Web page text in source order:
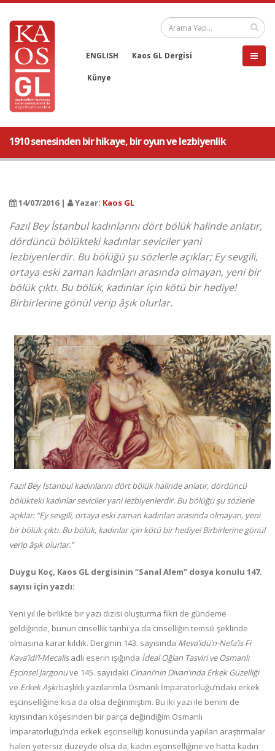
ENGLISH Kaos GL Dergisi
Künye
1910 senesinden bir hikaye, bir oyun ve lezbiyenlik
14/07/2016 | Yazar: Kaos GL
Fazıl Bey İstanbul kadınlarını dört bölük halinde anlatır,
dördüncü bölükteki kadınlar seviciler yani
lezbiyenlerdir. Bu bölüğü şu sözlerle açıklar; Ey sevgili,
ortaya eski zaman kadınları arasında olmayan, yeni bir
bölük çıktı. Bu bölük, kadınlar için kötü bir hediye!
Birbirlerine gönül verip âşık olurlar.
Fazıl Bey İstanbul kadınlarını dört bölük halinde anlatır, dördüncü
bölükteki kadınlar seviciler yani lezbiyenlerdir. Bu bölüğü şu sözlerle
açıklar: “Ey sevgili, ortaya eski zaman kadınları arasında olmayan, yeni
bir bölük çıktı. Bu bölük, kadınlar için kötü bir hediye! Birbirlerine gönül
verip âşık olurlar.”
Duygu Koç, Kaos GL dergisinin “Sanal Alem” dosya konulu 147.
sayısı için yazdı:
Yeni yıl ile birlikte bir yazı dizisi oluşturma fikri de gündeme
geldiğinde, bunun cinsellik tarihi ya da cinselliğin temsili şeklinde
olmasına karar kıldık. Derginin 143. sayısında Me­va’idü’n-Nefa’is Fi
Kava’idi’l-Mecalisadlı eserin ışığında İdeal Oğlan Tasviri ve Osmanlı
Eşcinsel Jargonuve 145. sayıdaki Cina­ni’nin Divan’ında Erkek Güzelliği
ve Erkek Aşkıbaşlıklı yazılarımla Osmanlı İmparatorluğu’ndaki erkek
eşcinselliğine kısa da olsa değinmiştim. Bu iki yazı ile benim de
kıyısından köşesinden bir parça değindiğim Osmanlı
İmparatorluğu’nda erkek eşcinselliği konusunda yapılan araştırmalar
halen yetersiz düzeyde olsa da, kadın eşcinselliğine ve hatta kadın